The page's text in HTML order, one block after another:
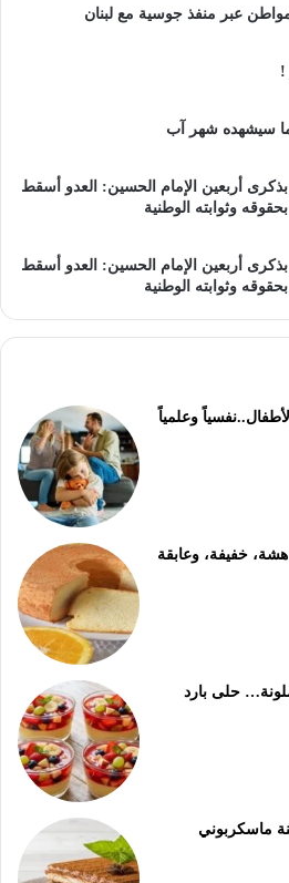
!
ما سيشهده شهر آب
أربعين الإمام الحسين: العدو أسقط
وثوابته الوطنية
أربعين الإمام الحسين: العدو أسقط
وثوابته الوطنية
وعلمياً
خفيفة، وعابقة
حلى بارد
ماسكربوني